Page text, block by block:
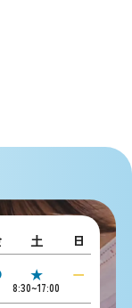
土
日
★
8:30~17:00
ー